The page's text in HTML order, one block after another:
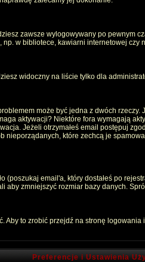
zawsze wylogowywany po pewnym
w bibliotece, kawiarni internetowej czy
widoczny na liście tylko dla
może być jedna z dwóch rzeczy.
aktywacji? Niektóre fora wymagają
Jeżeli otrzymałeś email postępuj
które zechcą je
email'a, który dostałeś po
zmniejszyć rozmiar bazy danych.
Aby to zrobić przejdź na stronę logowania
Preferencje i Ustawienia